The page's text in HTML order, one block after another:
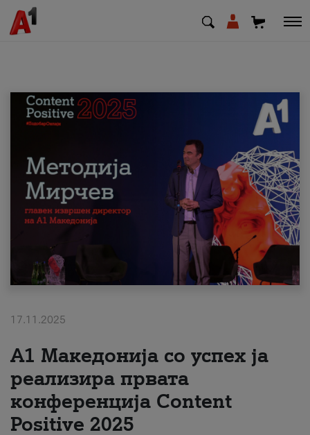
МК EN
Приватни Деловни
Поддршка
Надополни кредит
#ПодобарОнлајн
17.11.2025
А1 Македонија со успех ја
реализира првата
конференција Content
Positive 2025